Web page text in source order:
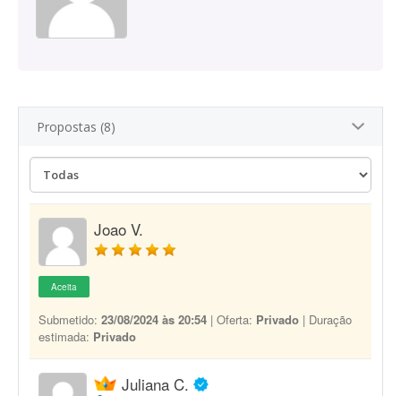
Propostas (8)
Joao V.
Aceita
Submetido: 23/08/2024 às 20:54 | Oferta: Privado | Duração
estimada: Privado
Juliana C.